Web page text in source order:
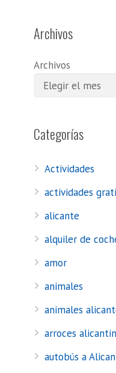
Archivos
Archivos
Categorías
Actividades
actividades
alicante
alquiler de
amor
animales
animales
arroces
autobús a